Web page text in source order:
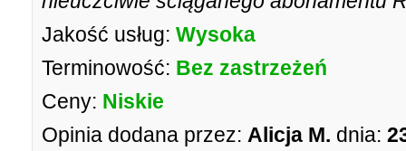
Jakość usług: Wysoka
Terminowość: Bez zastrzeżeń
Ceny: Niskie
Opinia dodana przez: Alicja M. dnia: